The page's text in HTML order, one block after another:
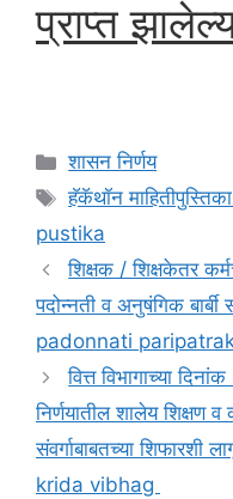
प्राप्त
Categories
शासन निर्णय
Tags
हॅकॅथॉन
pustika
शिक्षक / शिक्षकेतर
पदोन्नती व अनुषंगिक
padonnati
वित्त विभागाच्या
निर्णयातील शालेय शिक्षण व
संवर्गाबाबतच्या
krida vibhag